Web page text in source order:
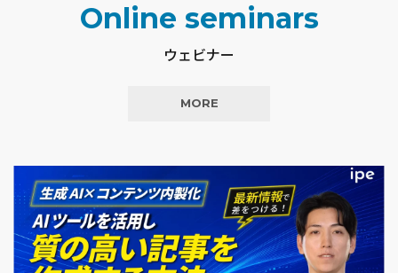
Online seminars
ウェビナー
MORE